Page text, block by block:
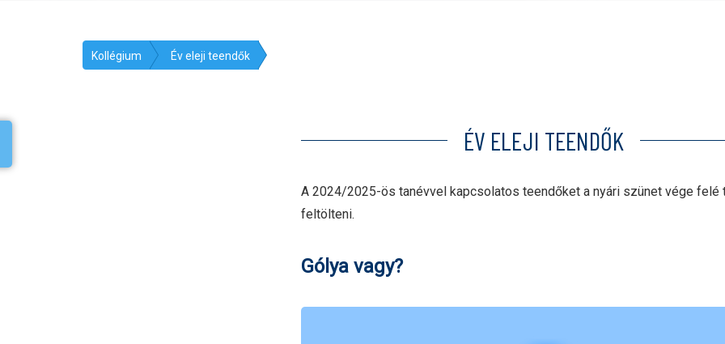
Kollégium Év eleji teendők
ÉV ELEJI TEENDŐK
A 2024/2025-ös tanévvel kapcsolatos teendőket a nyári szünet vége felé
feltölteni.
Gólya vagy?